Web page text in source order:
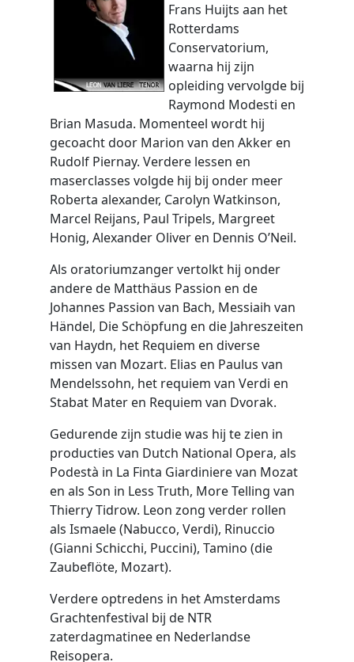
Frans Huijts aan het
Rotterdams
Conservatorium,
waarna hij zijn
opleiding vervolgde bij
Raymond Modesti en
Brian Masuda. Momenteel wordt hij
gecoacht door Marion van den Akker en
Rudolf Piernay. Verdere lessen en
maserclasses volgde hij bij onder meer
Roberta alexander, Carolyn Watkinson,
Marcel Reijans, Paul Tripels, Margreet
Honig, Alexander Oliver en Dennis O’Neil.
Als oratoriumzanger vertolkt hij onder
andere de Matthäus Passion en de
Johannes Passion van Bach, Messiaih van
Händel, Die Schöpfung en die Jahreszeiten
van Haydn, het Requiem en diverse
missen van Mozart. Elias en Paulus van
Mendelssohn, het requiem van Verdi en
Stabat Mater en Requiem van Dvorak.
Gedurende zijn studie was hij te zien in
producties van Dutch National Opera, als
Podestà in La Finta Giardiniere van Mozat
en als Son in Less Truth, More Telling van
Thierry Tidrow. Leon zong verder rollen
als Ismaele (Nabucco, Verdi), Rinuccio
(Gianni Schicchi, Puccini), Tamino (die
Zaubeflöte, Mozart).
Verdere optredens in het Amsterdams
Grachtenfestival bij de NTR
zaterdagmatinee en Nederlandse
Reisopera.